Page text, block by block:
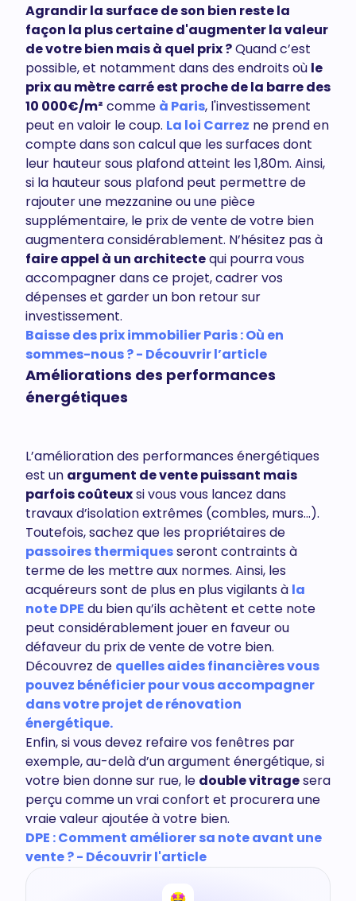
Agrandir la surface de son bien reste la
façon la plus certaine d'augmenter la valeur
de votre bien mais à quel prix ?Quand c’est
possible, et notamment dans des endroits où le
prix au mètre carré est proche de la barre des
10 000€/m² comme à Paris, l'investissement
peut en valoir le coup. La loi Carrez ne prend en
compte dans son calcul que les surfaces dont
leur hauteur sous plafond atteint les 1,80m. Ainsi,
si la hauteur sous plafond peut permettre de
rajouter une mezzanine ou une pièce
supplémentaire, le prix de vente de votre bien
augmentera considérablement. N’hésitez pas à
faire appel à un architectequi pourra vous
accompagner dans ce projet, cadrer vos
dépenses et garder un bon retour sur
investissement.
Baisse des prix immobilier Paris : Où en
sommes-nous ? - Découvrir l’article
Améliorations des performances
énergétiques
L’amélioration des performances énergétiques
est un argument de vente puissant mais
parfois coûteuxsi vous vous lancez dans
travaux d’isolation extrêmes (combles, murs…).
Toutefois, sachez que les propriétaires de
passoires thermiquesseront contraints à
terme de les mettre aux normes. Ainsi, les
acquéreurs sont de plus en plus vigilants à la
note DPE du bien qu’ils achètent et cette note
peut considérablement jouer en faveur ou
défaveur du prix de vente de votre bien.
Découvrez de quelles aides financières vous
pouvez bénéficier pour vous accompagner
dans votre projet de rénovation
énergétique.
Enfin, si vous devez refaire vos fenêtres par
exemple, au-delà d’un argument énergétique, si
votre bien donne sur rue, le double vitragesera
perçu comme un vrai confort et procurera une
vraie valeur ajoutée à votre bien.
DPE : Comment améliorer sa note avant une
vente ? - Découvrir l'article